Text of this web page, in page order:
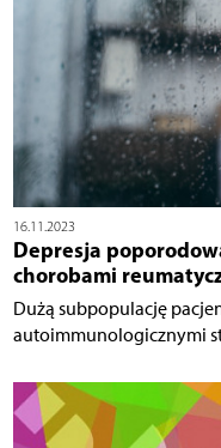
16.11.2023
Depresja
chorobami
Dużą subpopulację
autoimmunologicznymi